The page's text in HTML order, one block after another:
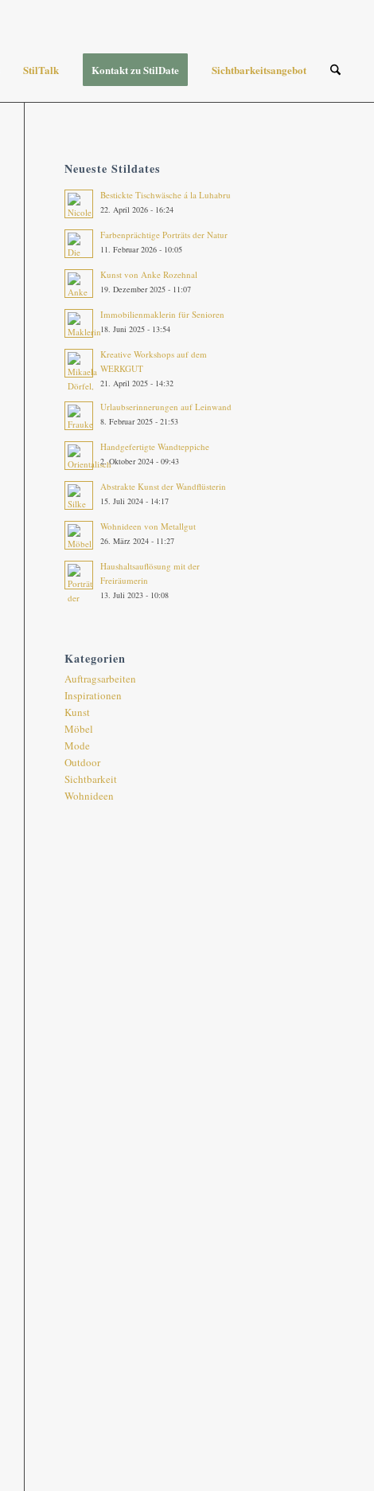
StilTalk Kontakt zu StilDate Sichtbarkeitsangebot
Neueste Stildates
Bestickte Tischwäsche á la Luhabru
22. April 2026 - 16:24
Farbenprächtige Porträts der Natur
11. Februar 2026 - 10:05
Kunst von Anke Rozehnal
19. Dezember 2025 - 11:07
Immobilienmaklerin für Senioren
18. Juni 2025 - 13:54
Kreative Workshops auf dem
WERKGUT
21. April 2025 - 14:32
Urlaubserinnerungen auf Leinwand
8. Februar 2025 - 21:53
Handgefertigte Wandteppiche
2. Oktober 2024 - 09:43
Abstrakte Kunst der Wandflüsterin
15. Juli 2024 - 14:17
Wohnideen von Metallgut
26. März 2024 - 11:27
Haushaltsauflösung mit der
Freiräumerin
13. Juli 2023 - 10:08
Kategorien
Auftragsarbeiten
Inspirationen
Kunst
Möbel
Mode
Outdoor
Sichtbarkeit
Wohnideen